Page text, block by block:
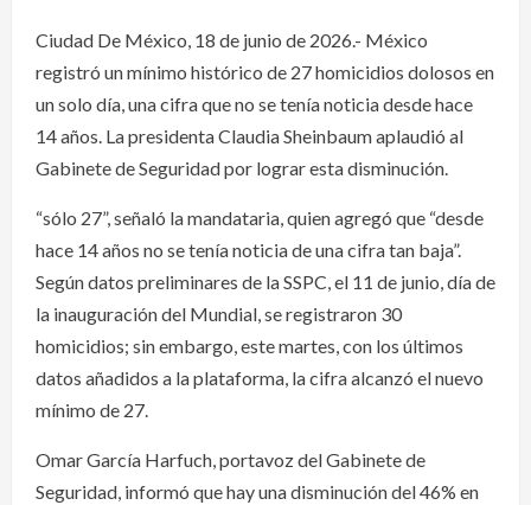
Ciudad De México, 18 de junio de 2026.- México
registró un mínimo histórico de 27 homicidios dolosos en
un solo día, una cifra que no se tenía noticia desde hace
14 años. La presidenta Claudia Sheinbaum aplaudió al
Gabinete de Seguridad por lograr esta disminución.
“sólo 27”, señaló la mandataria, quien agregó que “desde
hace 14 años no se tenía noticia de una cifra tan baja”.
Según datos preliminares de la SSPC, el 11 de junio, día de
la inauguración del Mundial, se registraron 30
homicidios; sin embargo, este martes, con los últimos
datos añadidos a la plataforma, la cifra alcanzó el nuevo
mínimo de 27.
Omar García Harfuch, portavoz del Gabinete de
Seguridad, informó que hay una disminución del 46% en